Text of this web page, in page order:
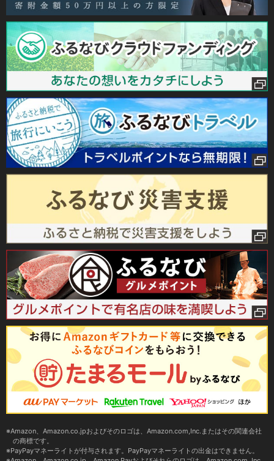
Amazon、Amazon.co.jpおよびそのロゴは、Amazon.com,Inc.またはその関連会社
の商標です。
PayPayマネーライトが付与されます。PayPayマネーライトの出金はできません。